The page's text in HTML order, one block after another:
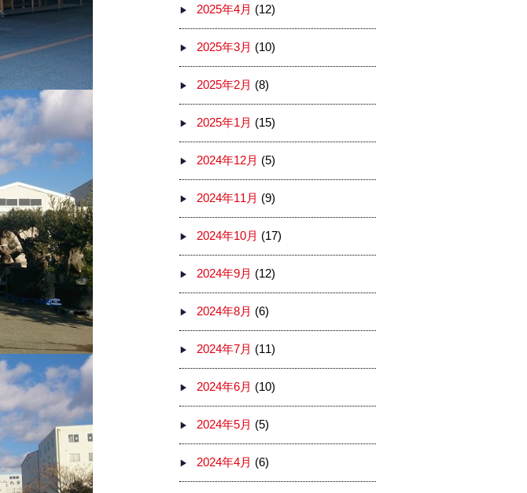
2025年4月 (12)
2025年3月 (10)
2025年2月 (8)
2025年1月 (15)
2024年12月 (5)
2024年11月 (9)
2024年10月 (17)
2024年9月 (12)
2024年8月 (6)
2024年7月 (11)
2024年6月 (10)
2024年5月 (5)
2024年4月 (6)